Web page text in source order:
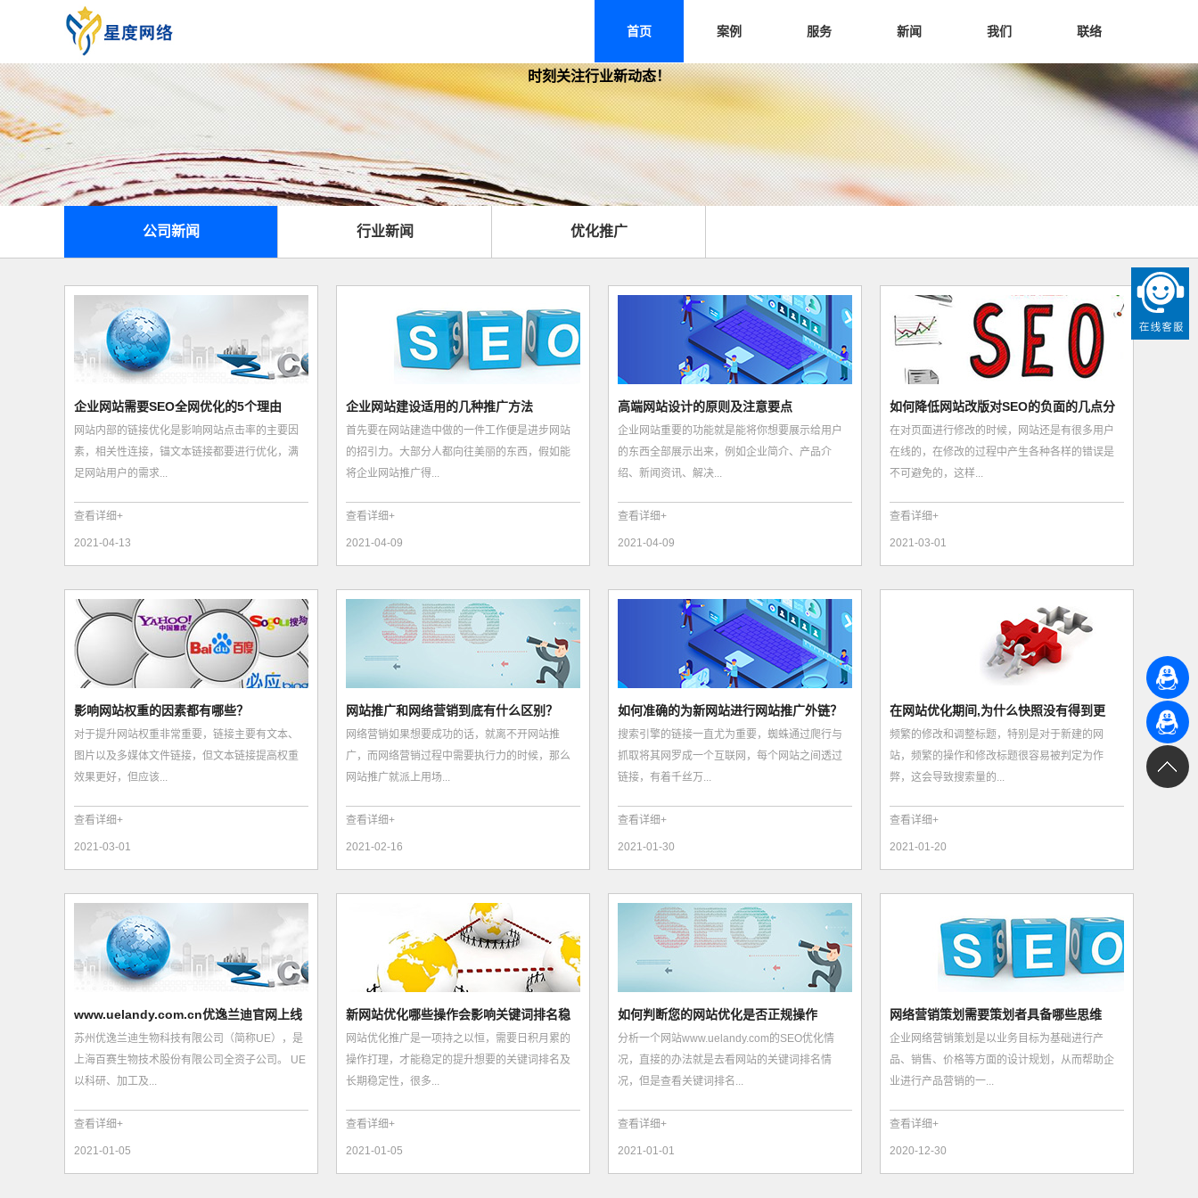
首页 案例 服务 新闻 我们 联络
时刻关注行业新动态！
公司新闻 行业新闻 优化推广
企业网站需要SEO全网优化的5个理由
网站内部的链接优化是影响网站点击率的主要因
素，相关性连接，锚文本链接都要进行优化，满
足网站用户的需求...
查看详细+
2021-04-13
企业网站建设适用的几种推广方法
首先要在网站建造中做的一件工作便是进步网站
的招引力。大部分人都向往美丽的东西，假如能
将企业网站推广得...
查看详细+
2021-04-09
高端网站设计的原则及注意要点
企业网站重要的功能就是能将你想要展示给用户
的东西全部展示出来，例如企业简介、产品介
绍、新闻资讯、解决...
查看详细+
2021-04-09
如何降低网站改版对SEO的负面的几点分
析
在对页面进行修改的时候，网站还是有很多用户
在线的，在修改的过程中产生各种各样的错误是
不可避免的，这样...
查看详细+
2021-03-01
影响网站权重的因素都有哪些？
对于提升网站权重非常重要，链接主要有文本、
图片以及多媒体文件链接，但文本链接提高权重
效果更好，但应该...
查看详细+
2021-03-01
网站推广和网络营销到底有什么区别？
网络营销如果想要成功的话，就离不开网站推
广，而网络营销过程中需要执行力的时候，那么
网站推广就派上用场...
查看详细+
2021-02-16
如何准确的为新网站进行网站推广外链？
搜索引擎的链接一直尤为重要，蜘蛛通过爬行与
抓取将其网罗成一个互联网，每个网站之间透过
链接，有着千丝万...
查看详细+
2021-01-30
在网站优化期间,为什么快照没有得到更
新?
频繁的修改和调整标题，特别是对于新建的网
站，频繁的操作和修改标题很容易被判定为作
弊，这会导致搜索量的...
查看详细+
2021-01-20
www.uelandy.com.cn优逸兰迪官网上线
运行
苏州优逸兰迪生物科技有限公司（简称UE），是
上海百赛生物技术股份有限公司全资子公司。 UE
以科研、加工及...
查看详细+
2021-01-05
新网站优化哪些操作会影响关键词排名稳
定...
网站优化推广是一项持之以恒，需要日积月累的
操作打理，才能稳定的提升想要的关键词排名及
长期稳定性，很多...
查看详细+
2021-01-05
如何判断您的网站优化是否正规操作
分析一个网站www.uelandy.com的SEO优化情
况，直接的办法就是去看网站的关键词排名情
况，但是查看关键词排名...
查看详细+
2021-01-01
网络营销策划需要策划者具备哪些思维
企业网络营销策划是以业务目标为基础进行产
品、销售、价格等方面的设计规划，从而帮助企
业进行产品营销的一...
查看详细+
2020-12-30